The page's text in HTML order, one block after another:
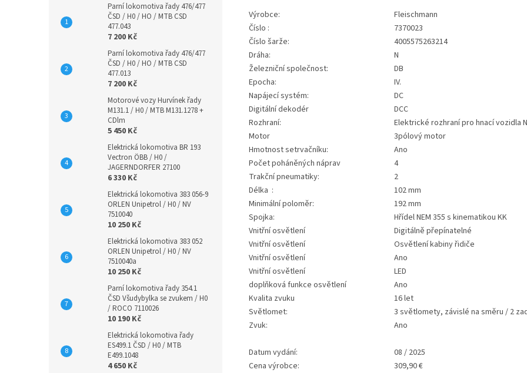
Parní lokomotiva řady 476/477
ČSD / H0 / HO / MTB CSD
477.043
7 200 Kč
Parní lokomotiva řady 476/477
ČSD / H0 / HO / MTB CSD
477.013
7 200 Kč
Motorové vozy Hurvínek řady
M131.1 / H0 / MTB M131.1278 +
CDlm
5 450 Kč
Elektrická lokomotiva BR 193
Vectron ÖBB / H0 /
JAGERNDORFER 27100
6 330 Kč
Elektrická lokomotiva 383 056-9
ORLEN Unipetrol / H0 / NV
7510040
10 250 Kč
Elektrická lokomotiva 383 052
ORLEN Unipetrol / H0 / NV
7510040a
10 250 Kč
Parní lokomotiva řady 354.1
ČSD Všudybylka se zvukem / H0
/ ROCO 7110026
10 190 Kč
Elektrická lokomotiva řady
ES499.1 ČSD / H0 / MTB
E499.1048
4 650 Kč
Výrobce:
Fleischmann
Číslo :
7370023
Číslo šarže:
4005575263214
Dráha:
N
Železniční společnost:
DB
Epocha:
IV.
Napájecí systém:
DC
Digitální dekodér
DCC
Rozhraní:
Elektrické rozhraní pro hnací vozidla
Motor
3pólový motor
Hmotnost setrvačníku:
Ano
Počet poháněných náprav
4
Trakční pneumatiky:
2
Délka :
102 mm
Minimální poloměr:
192 mm
Spojka:
Hřídel NEM 355 s kinematikou KK
Vnitřní osvětlení
Digitálně přepínatelné
Vnitřní osvětlení
Osvětlení kabiny řidiče
Vnitřní osvětlení
Ano
Vnitřní osvětlení
LED
doplňková funkce osvětlení
Ano
Kvalita zvuku
16 let
Světlomet:
3 světlomety, závislé na směru / 2
Zvuk:
Ano
Datum vydání:
08 / 2025
Cena výrobce:
309,90 €